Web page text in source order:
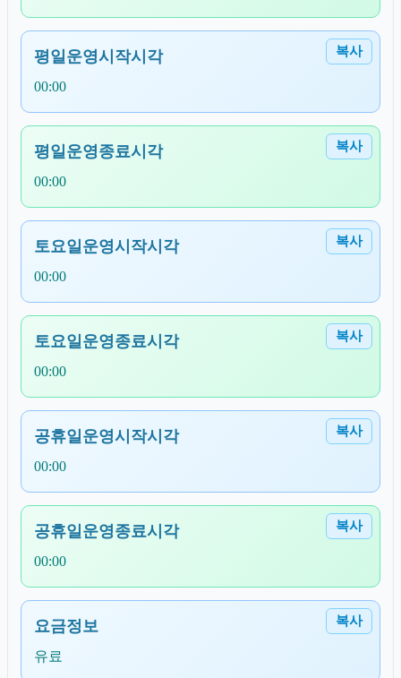
복사
평일운영시작시각
00:00
복사
평일운영종료시각
00:00
복사
토요일운영시작시각
00:00
복사
토요일운영종료시각
00:00
복사
공휴일운영시작시각
00:00
복사
공휴일운영종료시각
00:00
복사
요금정보
유료